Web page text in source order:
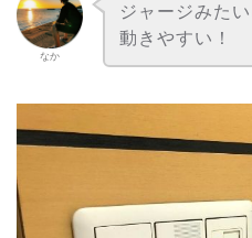
なか
ジャージみた
動きやすい！